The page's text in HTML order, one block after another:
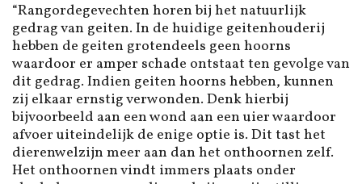
“Rangordegevechten horen bij het natuurlijk
gedrag van geiten. In de huidige geitenhouderij
hebben de geiten grotendeels geen hoorns
waardoor er amper schade ontstaat ten gevolge van
dit gedrag. Indien geiten hoorns hebben, kunnen
zij elkaar ernstig verwonden. Denk hierbij
bijvoorbeeld aan een wond aan een uier waardoor
afvoer uiteindelijk de enige optie is. Dit tast het
dierenwelzijn meer aan dan het onthoornen zelf.
Het onthoornen vindt immers plaats onder